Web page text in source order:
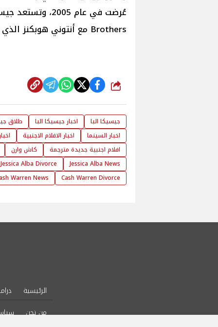
Brothers مع أنتوني هوبكنز الذي سيُعرض بالسينمات في أواخر هذا العام 2025.
شارك
جيسيكا البا اخبار جيسيكا البا
طلاق
اخبار السينما
اخبار الافلام الاجنبية
افلام اجنبية جديدة مترجمة
كاش وارن
Jessica Alba News
Jessica Alba Divorce
Cash Warren Divorce
Warren News
الرئيسية
من نحن